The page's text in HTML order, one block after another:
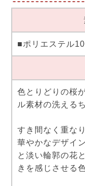
■ポリエステル
色とりどりの桜
ル素材の洗える
すき間なく重な
華やかなデザイ
と淡い輪郭の花
きを感じさせる